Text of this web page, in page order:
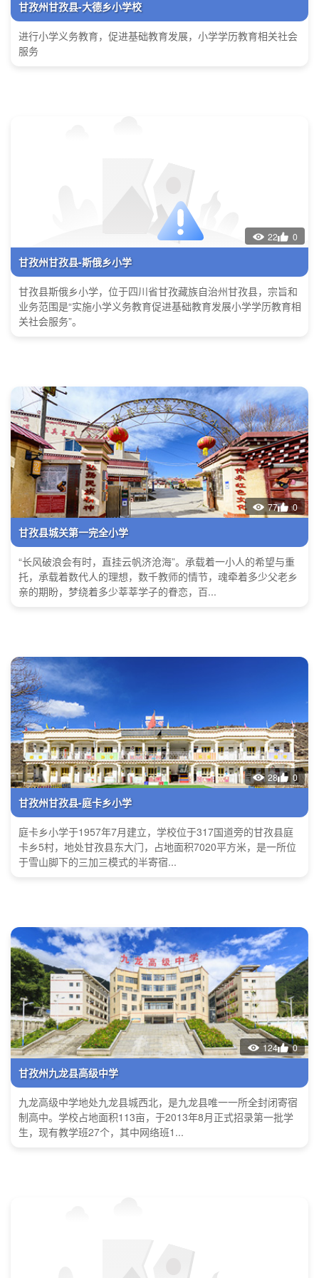
甘孜州甘孜县-大德乡小学校
进行小学义务教育，促进基础教育发展，小学学历教育相关社会
服务
22 0
甘孜州甘孜县-斯俄乡小学
甘孜县斯俄乡小学，位于四川省甘孜藏族自治州甘孜县，宗旨和
业务范围是“实施小学义务教育促进基础教育发展小学学历教育相
关社会服务”。
77 0
甘孜县城关第一完全小学
“长风破浪会有时，直挂云帆济沧海”。承载着一小人的希望与重
托，承载着数代人的理想，数千教师的情节，魂牵着多少父老乡
亲的期盼，梦绕着多少莘莘学子的眷恋，百...
28 0
甘孜州甘孜县-庭卡乡小学
庭卡乡小学于1957年7月建立，学校位于317国道旁的甘孜县庭
卡乡5村，地处甘孜县东大门，占地面积7020平方米，是一所位
于雪山脚下的三加三模式的半寄宿...
124 0
甘孜州九龙县高级中学
九龙高级中学地处九龙县城西北，是九龙县唯一一所全封闭寄宿
制高中。学校占地面积113亩，于2013年8月正式招录第一批学
生，现有教学班27个，其中网络班1...